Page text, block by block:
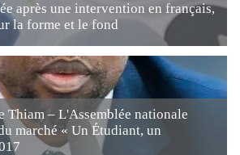
après une intervention en français,
la forme et le fond
– L'Assemblée nationale
marché « Un Étudiant, un